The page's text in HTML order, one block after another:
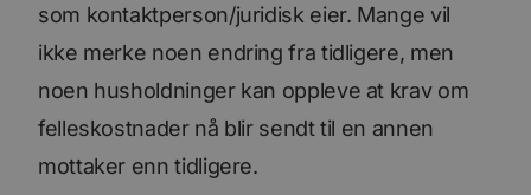
som kontaktperson/juridisk eier. Mange vil
ikke merke noen endring fra tidligere, men
noen husholdninger kan oppleve at krav om
felleskostnader nå blir sendt til en annen
mottaker enn tidligere.